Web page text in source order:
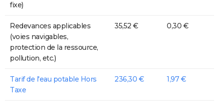
fixe)
Redevances applicables
(voies navigables,
protection de la ressource,
pollution, etc.)
35,52 € 0,30 €
Tarif de l'eau potable Hors
Taxe
236,30 € 1,97 €